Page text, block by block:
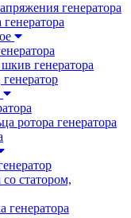
генератора
генератора
ротора генератора
статором,
генератора